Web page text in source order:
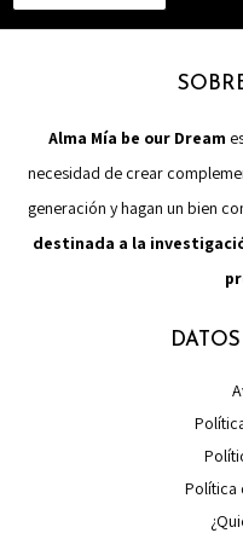
Alma Mía be our Dream
necesidad de crear
generación y hagan un bien
destinada a la
Política